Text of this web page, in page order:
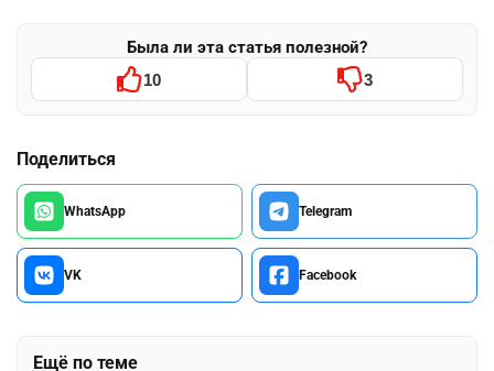
Была ли эта статья полезной?
10 3
Поделиться
WhatsApp Telegram
VK Facebook
Ещё по теме